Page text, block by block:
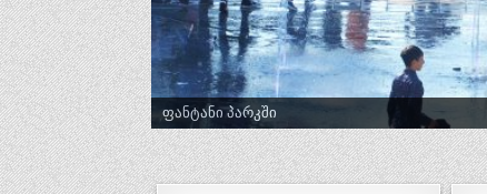
ტრადიციული ლელობურთი შუხუთში